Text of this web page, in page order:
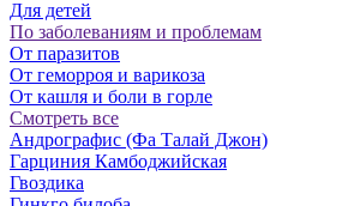
Для детей
По заболеваниям и проблемам
От паразитов
Oт геморроя и варикоза
От кашля и боли в горле
Смотреть все
Андрографис (Фа Талай Джон)
Гарциния Камбоджийская
Гвоздика